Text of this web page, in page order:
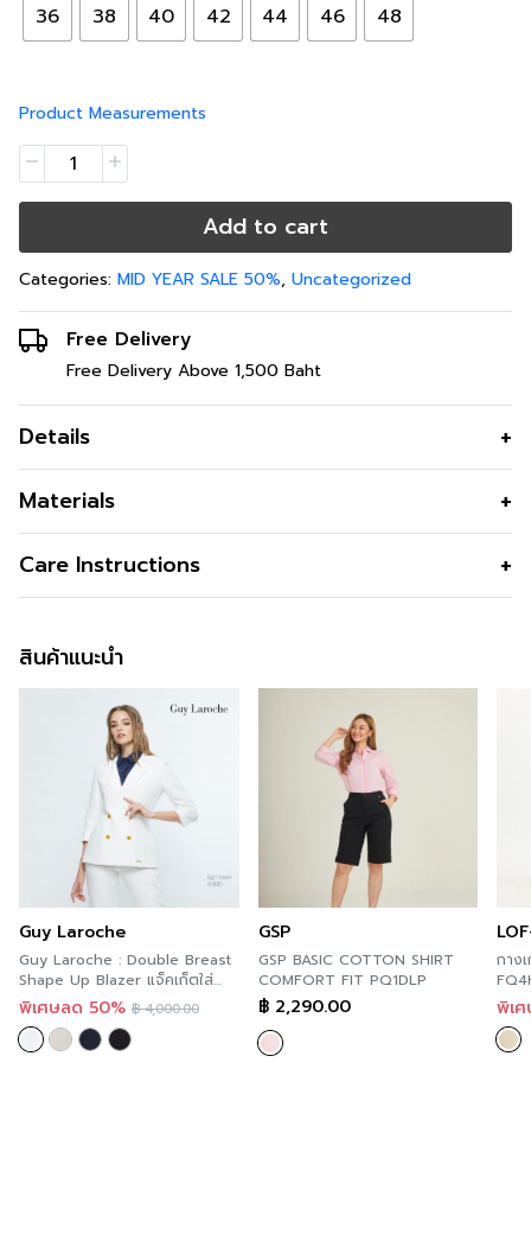
36
38 40 42 44 46 48
Product Measurements
Add to cart
Categories: MID YEAR SALE 50%, Uncategorized
Free Delivery
Free Delivery Above 1,500 Baht
Details
Stretch S
Materials
สี
Care Instructions
สินค้าแนะนำ
Guy Laroche
Guy Laroche : Double Breast
Shape Up Blazer แจ็คเก็ตใส่
ทำงานปรับหุ่นสวย สี White :
GZ11WH
พิเศษลด 50% ฿4,000.00
GSP
GSP BASIC COTTON SHIRT
COMFORT FIT PQ1DLP
฿2,290.00
กาง
พิเ